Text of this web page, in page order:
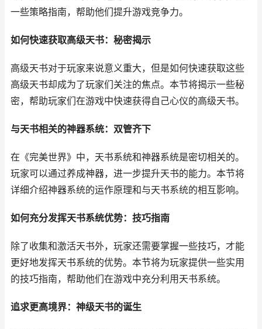
一些策略指南，帮助他们提升游戏竞争力。
如何快速获取高级天书：秘密揭示
高级天书对于玩家来说意义重大，但是如何快速获取这些
高级天书却成为了玩家们关注的焦点。本节将揭示一些秘
密，帮助玩家们在游戏中快速获得自己心仪的高级天书。
与天书相关的神器系统：双管齐下
在《完美世界》中，天书系统和神器系统是密切相关的。
玩家可以通过养成神器，进一步提升天书的能力。本节将
详细介绍神器系统的运作原理和与天书系统的相互影响。
如何充分发挥天书系统优势：技巧指南
除了收集和激活天书外，玩家还需要掌握一些技巧，才能
更好地发挥天书系统的优势。本节将为玩家提供一些实用
的技巧指南，帮助他们在游戏中充分利用天书系统。
追求更高境界：神级天书的诞生